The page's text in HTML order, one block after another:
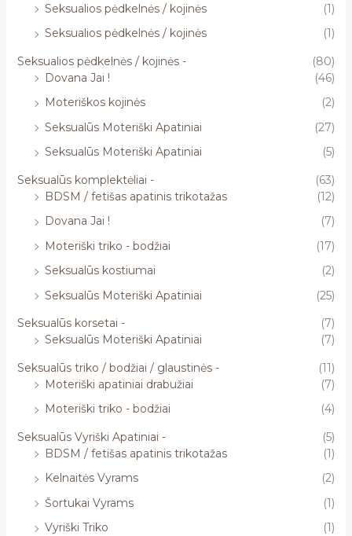
Seksualios pėdkelnės / kojinės
(1)
Seksualios pėdkelnės / kojinės
(1)
Seksualios pėdkelnės / kojinės -
(80)
Dovana Jai !
(46)
Moteriškos kojinės
(2)
Seksualūs Moteriški Apatiniai
(27)
Seksualūs Moteriški Apatiniai
(5)
Seksualūs komplektėliai -
(63)
BDSM / fetišas apatinis trikotažas
(12)
Dovana Jai !
(7)
Moteriški triko - bodžiai
(17)
Seksualūs kostiumai
(2)
Seksualūs Moteriški Apatiniai
(25)
Seksualūs korsetai -
(7)
Seksualūs Moteriški Apatiniai
(7)
Seksualūs triko / bodžiai / glaustinės -
(11)
Moteriški apatiniai drabužiai
(7)
Moteriški triko - bodžiai
(4)
Seksualūs Vyriški Apatiniai -
(5)
BDSM / fetišas apatinis trikotažas
(1)
Kelnaitės Vyrams
(2)
Šortukai Vyrams
(1)
Vyriški Triko
(1)